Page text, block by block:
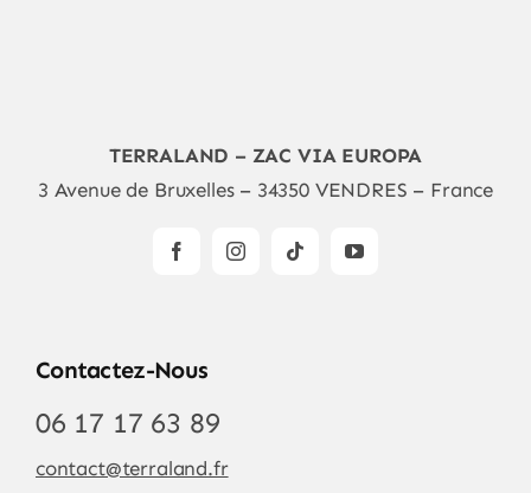
TERRALAND – ZAC VIA EUROPA
3 Avenue de Bruxelles – 34350 VENDRES – France
Contactez-Nous
06 17 17 63 89
contact@terraland.fr